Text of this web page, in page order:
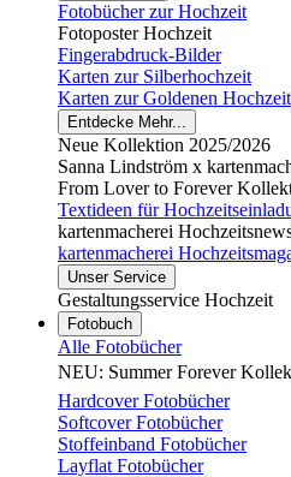
Fotobücher zur Hochzeit
Fotoposter Hochzeit
Fingerabdruck-Bilder
Karten zur Silberhochzeit
Karten zur Goldenen Hochzeit
Entdecke Mehr...
Neue Kollektion 2025/2026
Sanna Lindström x
From Lover to Forever
Textideen für
kartenmacherei
kartenmacherei
Unser Service
Gestaltungsservice Hochzeit
Fotobuch
Alle Fotobücher
NEU: Summer Forever
Hardcover Fotobücher
Softcover Fotobücher
Stoffeinband Fotobücher
Layflat Fotobücher